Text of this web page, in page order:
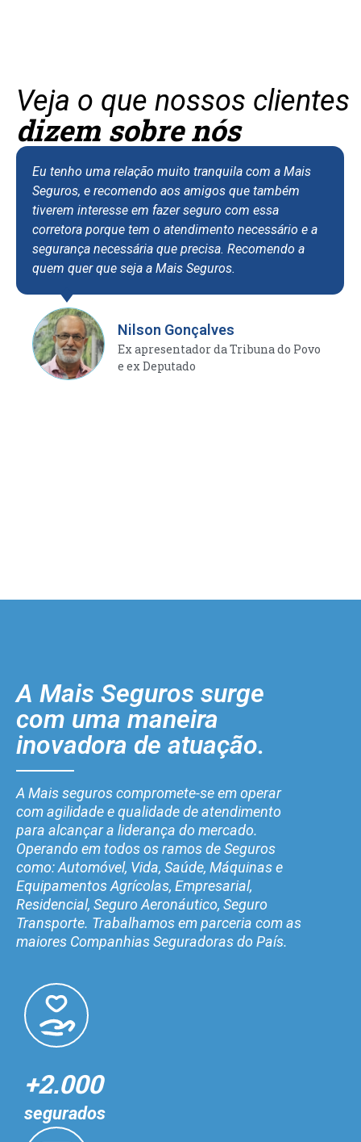
Veja o que nossos clientes
dizem sobre nós
Eu tenho uma relação muito tranquila com a Mais
Seguros, e recomendo aos amigos que também
tiverem interesse em fazer seguro com essa
corretora porque tem o atendimento necessário e a
segurança necessária que precisa. Recomendo a
quem quer que seja a Mais Seguros.
Nilson Gonçalves
Ex apresentador da Tribuna do Povo
e ex Deputado
A Mais Seguros surge
com uma maneira
inovadora de atuação.
A Mais seguros compromete-se em operar
com agilidade e qualidade de atendimento
para alcançar a liderança do mercado.
Operando em todos os ramos de Seguros
como: Automóvel, Vida, Saúde, Máquinas e
Equipamentos Agrícolas, Empresarial,
Residencial, Seguro Aeronáutico, Seguro
Transporte. Trabalhamos em parceria com as
maiores Companhias Seguradoras do País.
+2.000
segurados